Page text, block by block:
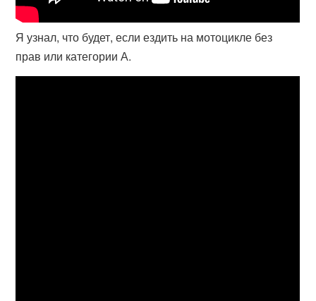
Я узнал, что будет, если ездить на мотоцикле без
прав или категории А.